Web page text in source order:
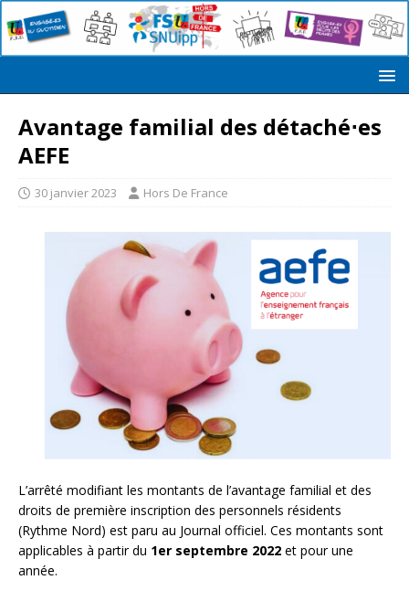
Avantage familial des détaché⋅es
AEFE
30 janvier 2023 Hors De France
L’arrêté modifiant les montants de l’avantage familial et des
droits de première inscription des personnels résidents
(Rythme Nord) est paru au Journal officiel. Ces montants sont
applicables à partir du 1er septembre 2022 et pour une
année.